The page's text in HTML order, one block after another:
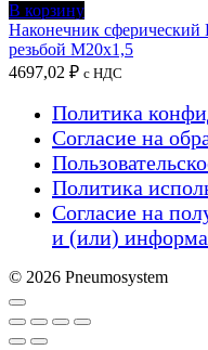
В корзину
Наконечник
резьбой M20x1,5
4697,02 ₽ с НДС
Политика
Согласие на
Политика
Согласие на
и (или)
© 2026 Pneumosystem